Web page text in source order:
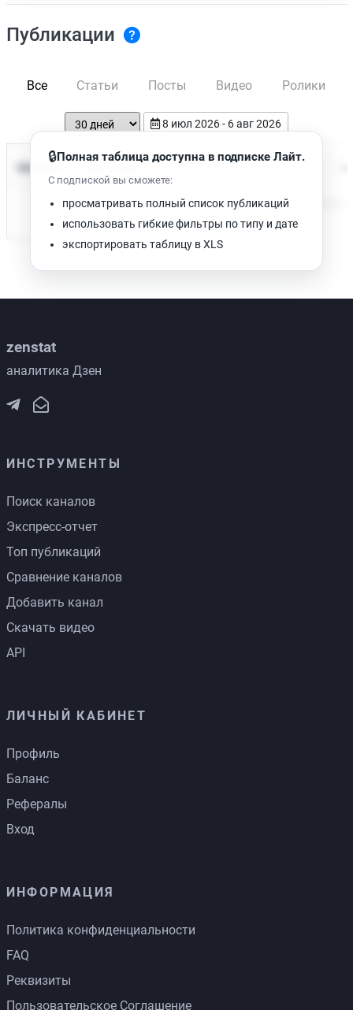
Публикации
Все Статьи Посты Видео Ролики
8 июл 2026 - 6 авг 2026
Время чтения
Нет доступных публикаций. Попробуйте изменить фильтр.
🔒Полная таблица доступна в подписке Лайт.
С подпиской вы сможете:
просматривать полный список публикаций
использовать гибкие фильтры по типу и дате
экспортировать таблицу в XLS
zenstat
аналитика Дзен
ИНСТРУМЕНТЫ
Поиск каналов
Экспресс-отчет
Топ публикаций
Сравнение каналов
Добавить канал
Скачать видео
API
ЛИЧНЫЙ КАБИНЕТ
Профиль
Баланс
Рефералы
Вход
ИНФОРМАЦИЯ
Политика конфиденциальности
FAQ
Реквизиты
Пользовательское Соглашение